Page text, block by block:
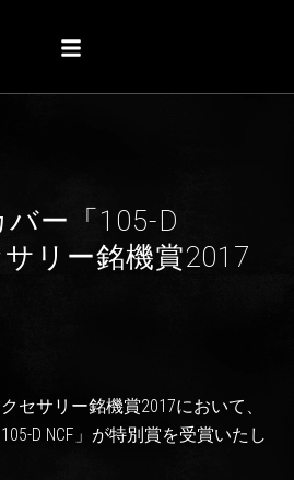
ー「105-D
リー銘機賞2017
セサリー銘機賞2017において、
D NCF」が特別賞を受賞いたし